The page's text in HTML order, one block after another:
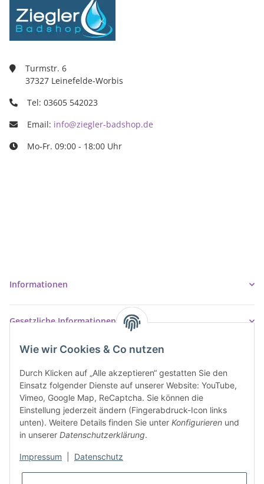
Wie wir Cookies & Co nutzen
Durch Klicken auf „Alle akzeptieren“ gestatten Sie den
Einsatz folgender Dienste auf unserer Website: YouTube,
Vimeo, Google Map, ReCaptcha. Sie können die
Einstellung jederzeit ändern (Fingerabdruck-Icon links
unten). Weitere Details finden Sie unter Konfigurieren und
in unserer Datenschutzerklärung.
Impressum Datenschutz
Turmstr. 6
37327 Leinefelde-Worbis
Tel: 03605 542023
Email: info@ziegler-badshop.de
Mo-Fr. 09:00 - 18:00 Uhr
Informationen
Gesetzliche Informationen